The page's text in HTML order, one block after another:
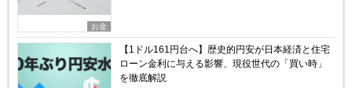
お金
【1ドル161円台へ】歴史的円安が日本経済と住宅
ローン金利に与える影響、現役世代の「買い時」
を徹底解説